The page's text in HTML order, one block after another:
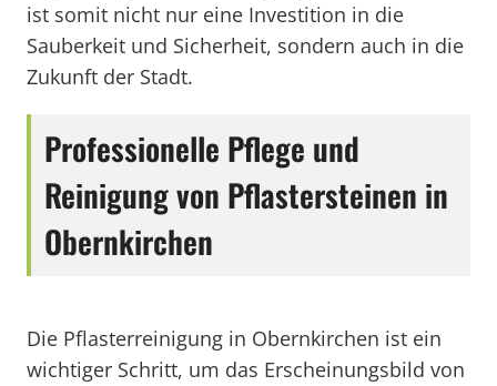
ist somit nicht nur eine Investition in die
Sauberkeit und Sicherheit, sondern auch in die
Zukunft der Stadt.
Professionelle Pflege und
Reinigung von Pflastersteinen in
Obernkirchen
Die Pflasterreinigung in Obernkirchen ist ein
wichtiger Schritt, um das Erscheinungsbild von